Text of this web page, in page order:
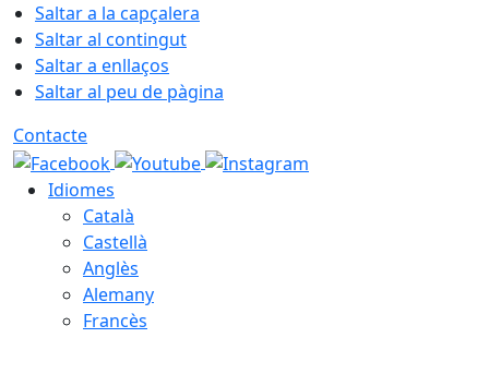
Saltar a la capçalera
Saltar al contingut
Saltar a enllaços
Saltar al peu de pàgina
Contacte
Idiomes
Català
Castellà
Anglès
Alemany
Francès